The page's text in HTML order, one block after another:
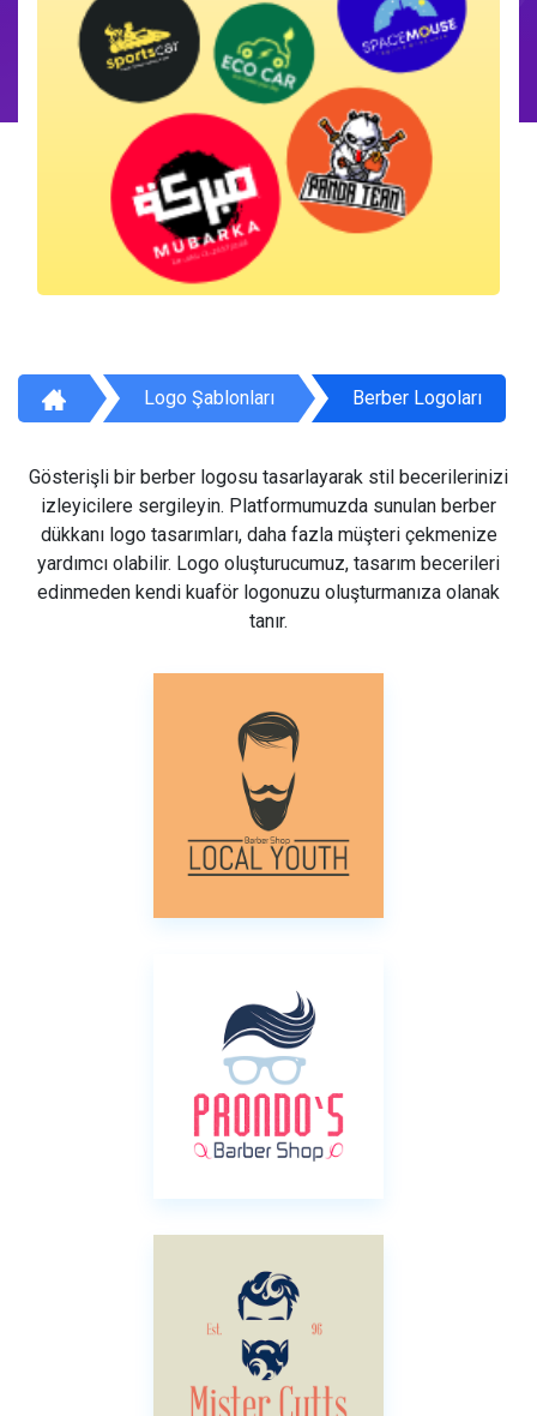
Logo Şablonları Berber Logoları
Gösterişli bir berber logosu tasarlayarak stil becerilerinizi
izleyicilere sergileyin. Platformumuzda sunulan berber
dükkanı logo tasarımları, daha fazla müşteri çekmenize
yardımcı olabilir. Logo oluşturucumuz, tasarım becerileri
edinmeden kendi kuaför logonuzu oluşturmanıza olanak
tanır.